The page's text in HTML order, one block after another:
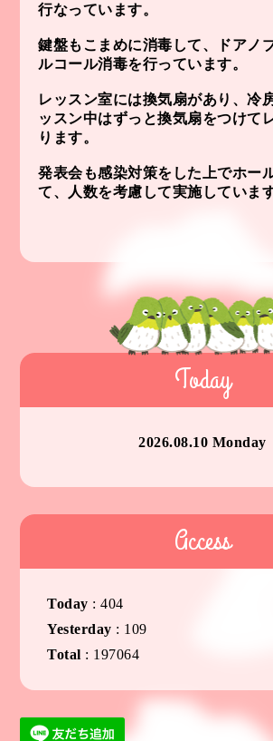
行なっています。
鍵盤もこまめに消毒して、ドアノ
ルコール消毒を行っています。
レッスン室には換気扇があり、冷
ッスン中はずっと換気扇をつけて
ります。
発表会も感染対策をした上でホー
て、人数を考慮して実施しています
Today
2026.08.10 Monday
Access
Today :404
Yesterday : 109
Total : 197064